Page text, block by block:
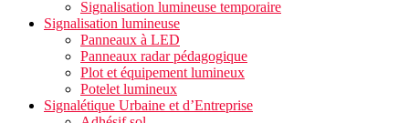
Signalisation lumineuse temporaire
Signalisation lumineuse
Panneaux à LED
Panneaux radar pédagogique
Plot et équipement lumineux
Potelet lumineux
Signalétique Urbaine et d’Entreprise